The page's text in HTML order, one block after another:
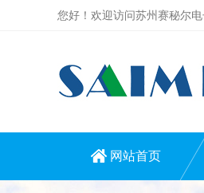
您好！欢迎访问苏州赛秘尔
网站首页